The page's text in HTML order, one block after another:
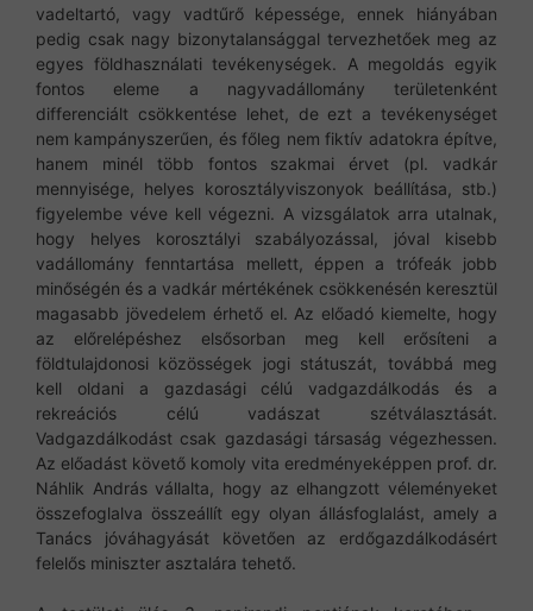
vadeltartó, vagy vadtűrő képessége, ennek hiányában
pedig csak nagy bizonytalansággal tervezhetőek meg az
egyes földhasználati tevékenységek. A megoldás egyik
fontos eleme a nagyvadállomány területenként
differenciált csökkentése lehet, de ezt a tevékenységet
nem kampányszerűen, és főleg nem fiktív adatokra építve,
hanem minél több fontos szakmai érvet (pl. vadkár
mennyisége, helyes korosztályviszonyok beállítása, stb.)
figyelembe véve kell végezni. A vizsgálatok arra utalnak,
hogy helyes korosztályi szabályozással, jóval kisebb
vadállomány fenntartása mellett, éppen a trófeák jobb
minőségén és a vadkár mértékének csökkenésén keresztül
magasabb jövedelem érhető el. Az előadó kiemelte, hogy
az előrelépéshez elsősorban meg kell erősíteni a
földtulajdonosi közösségek jogi státuszát, továbbá meg
kell oldani a gazdasági célú vadgazdálkodás és a
rekreációs célú vadászat szétválasztását.
Vadgazdálkodást csak gazdasági társaság végezhessen.
Az előadást követő komoly vita eredményeképpen prof. dr.
Náhlik András vállalta, hogy az elhangzott véleményeket
összefoglalva összeállít egy olyan állásfoglalást, amely a
Tanács jóváhagyását követően az erdőgazdálkodásért
felelős miniszter asztalára tehető.